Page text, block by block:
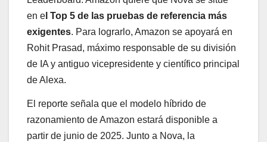
en e l Top 5 de las pruebas de referencia más
exigentes. Para lograrlo, Amazon se apoyará en
Rohit Prasad, máximo responsable de su división
de IA y antiguo vicepresidente y científico principal
de Alexa.
El reporte señala que el modelo híbrido de
razonamiento de Amazon estará disponible a
partir de junio de 2025. Junto a Nova, la